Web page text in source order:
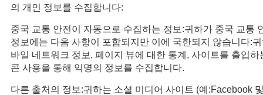
의 개인 정보를 수집합니다:
중국 교통 안전이 자동으로 수집하는 정보:귀하가 중국 교통
정보에는 다음 사항이 포함되지만 이에 국한되지 않습니다:
바일 네트워크 정보, 페이지 뷰에 대한 통계, 사이트를 출입
콘 사용을 통해 익명의 정보를 수집합니다.
다른 출처의 정보:귀하는 소셜 미디어 사이트 (예:Facebook